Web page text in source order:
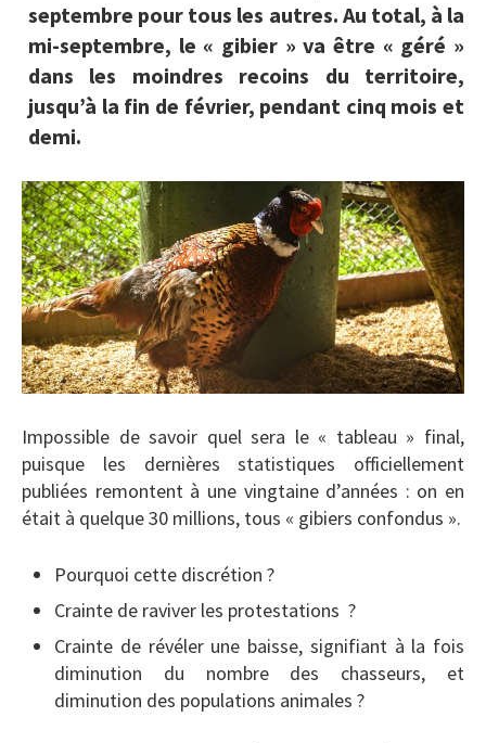
septembre pour tous les autres. Au total, à la
mi-septembre, le « gibier » va être « géré »
dans les moindres recoins du territoire,
jusqu’à la fin de février, pendant cinq mois et
demi.
Impossible de savoir quel sera le « tableau » final,
puisque les dernières statistiques officiellement
publiées remontent à une vingtaine d’années : on en
était à quelque 30 millions, tous « gibiers confondus ».
Pourquoi cette discrétion ?
Crainte de raviver les protestations ?
Crainte de révéler une baisse, signifiant à la fois
diminution du nombre des chasseurs, et
diminution des populations animales ?